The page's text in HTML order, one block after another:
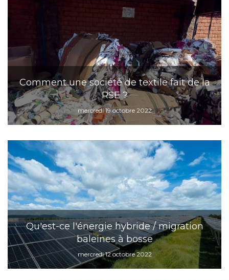
Comment une société de textile fait de la
RSE ?
mercredi 19 octobre 2022
Qu'est-ce l'énergie hybride / migration
baleines à bosse
mercredi 12 octobre 2022